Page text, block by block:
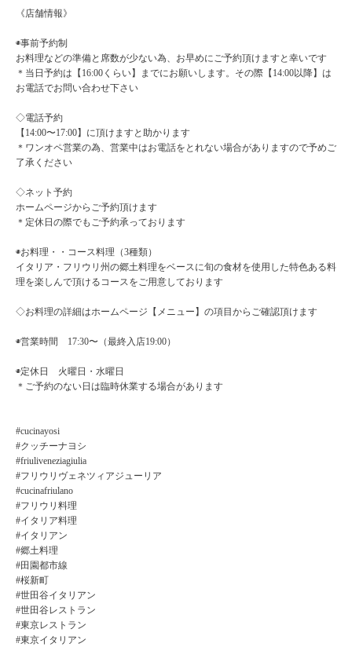
《店舗情報》
◉事前予約制
お料理などの準備と席数が少ない為、お早めにご予約頂けますと幸いです
＊当日予約は【16:00くらい】までにお願いします。その際【14:00以降】は
お電話でお問い合わせ下さい
◇電話予約
【14:00〜17:00】に頂けますと助かります
＊ワンオペ営業の為、営業中はお電話をとれない場合がありますので予めご
了承ください
◇ネット予約
ホームページからご予約頂けます
＊定休日の際でもご予約承っております
◉お料理・・コース料理（3種類）
イタリア・フリウリ州の郷土料理をベースに旬の食材を使用した特色ある料
理を楽しんで頂けるコースをご用意しております
◇お料理の詳細はホームページ【メニュー】の項目からご確認頂けます
◉営業時間 17:30〜（最終入店19:00）
◉定休日 火曜日・水曜日
＊ご予約のない日は臨時休業する場合があります
#cucinayosi
#クッチーナヨシ
#friuliveneziagiulia
#フリウリヴェネツィアジューリア
#cucinafriulano
#フリウリ料理
#イタリア料理
#イタリアン
#郷土料理
#田園都市線
#桜新町
#世田谷イタリアン
#世田谷レストラン
#東京レストラン
#東京イタリアン